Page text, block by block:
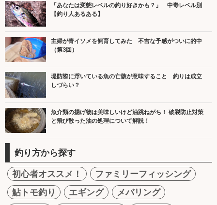
「あなたは変態レベルの釣り好きかも？」 中毒レベル別
【釣り人あるある】
主婦が青イソメを飼育してみた 不吉な予感がついに的中
（第3回）
堤防際に浮いている魚の亡骸が意味すること 釣りは成立
しづらい？
魚介類の揚げ物は美味しいけど油跳ねがち！ 破裂防止対策
と飛び散った油の処理について解説！
釣り方から探す
初心者オススメ！
ファミリーフィッシング
鮎トモ釣り
エギング
メバリング